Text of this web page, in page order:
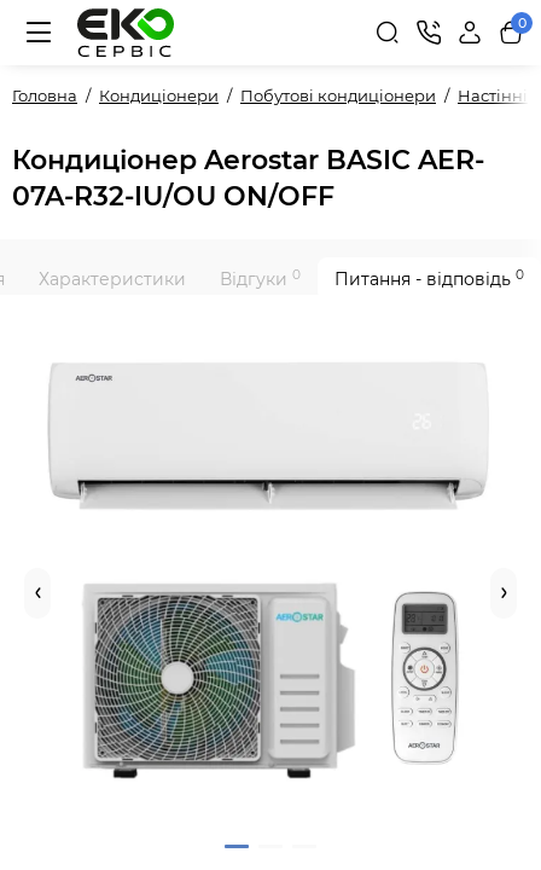
0
Головна Кондиціонери Побутові кондиціонери Настінні
Кондиціонер Aerostar BASIC AER-
07A-R32-IU/OU ON/OFF
Характеристики Відгуки 0 Питання - відповідь 0